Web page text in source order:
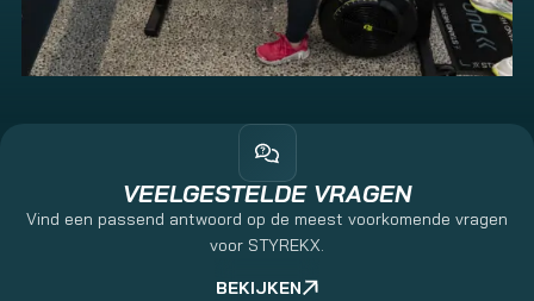
VEELGESTELDE VRAGEN
Vind een passend antwoord op de meest voorkomende vragen
voor STYREKX.
BEKIJKEN